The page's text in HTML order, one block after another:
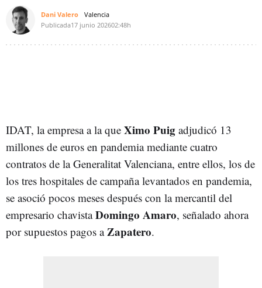
Dani Valero
Valencia
Publicada17 junio 202602:48h
IDAT, la empresa a la que Ximo Puig adjudicó 13
millones de euros en pandemia mediante cuatro
contratos de la Generalitat Valenciana, entre ellos, los de
los tres hospitales de campaña levantados en pandemia,
se asoció pocos meses después con la mercantil del
empresario chavistaDomingo Amaro, señalado ahora
por supuestos pagos aZapatero.